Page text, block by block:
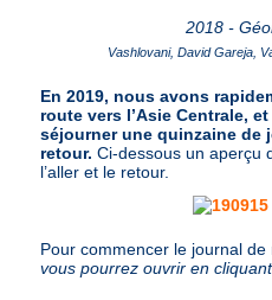
2018 -
Vashlovani, David Gareja,
En 2019, nous avons
route vers l’Asie Centrale,
séjourner une quinzaine de
retour. Ci-dessous un aperçu
l’aller et le retour.
Pour commencer le journal
vous pourrez ouvrir en